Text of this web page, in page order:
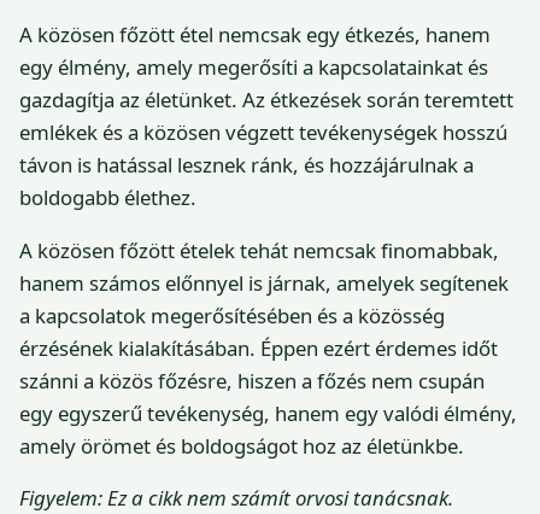
A közösen főzött étel nemcsak egy étkezés, hanem
egy élmény, amely megerősíti a kapcsolatainkat és
gazdagítja az életünket. Az étkezések során teremtett
emlékek és a közösen végzett tevékenységek hosszú
távon is hatással lesznek ránk, és hozzájárulnak a
boldogabb élethez.
A közösen főzött ételek tehát nemcsak finomabbak,
hanem számos előnnyel is járnak, amelyek segítenek
a kapcsolatok megerősítésében és a közösség
érzésének kialakításában. Éppen ezért érdemes időt
szánni a közös főzésre, hiszen a főzés nem csupán
egy egyszerű tevékenység, hanem egy valódi élmény,
amely örömet és boldogságot hoz az életünkbe.
Figyelem: Ez a cikk nem számít orvosi tanácsnak.